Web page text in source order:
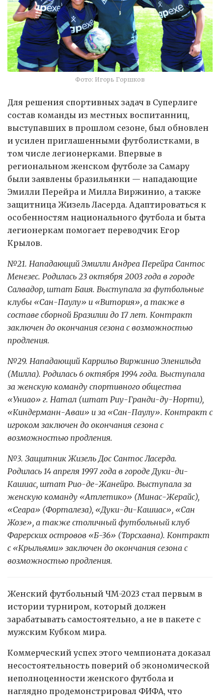
Фото: Игорь Горшков
Для решения спортивных задач в Суперлиге
состав команды из местных воспитанниц,
выступавших в прошлом сезоне, был обновлен
и усилен приглашенными футболистками, в
том числе легионерками. Впервые в
региональном женском футболе за Самару
были заявлены бразильянки — нападающие
Эмилли Перейра и Милла Виржинио, а также
защитница Жизель Ласерда. Адаптироваться к
особенностям национального футбола и быта
легионеркам помогает переводчик Егор
Крылов.
№21. Нападающий Эмилли Андреа Перейра Сантос
Менезес. Родилась 23 октября 2003 года в городе
Салвадор, штат Баия. Выступала за футбольные
клубы «Сан-Паулу» и «Витория», а также в
составе сборной Бразилии до 17 лет. Контракт
заключен до окончания сезона с возможностью
продления.
№29. Нападающий Каррильо Виржинио Эленильда
(Милла). Родилась 6 октября 1994 года. Выступала
за женскую команду спортивного общества
«Униао» г. Натал (штат Риу-Гранди-ду-Норти),
«Киндерманн-Аваи» и за «Сан-Паулу». Контракт с
игроком заключен до окончания сезона с
возможностью продления.
№3. Защитник Жизель Дос Сантос Ласерда.
Родилась 14 апреля 1997 года в городе Дуки-ди-
Кашиас, штат Рио-де-Жанейро. Выступала за
женскую команду «Атлетико» (Минас-Жерайс),
«Сеара» (Форталеза), «Дуки-ди-Кашиас», «Сан
Жозе», а также столичный футбольный клуб
Фарерских островов «Б-36» (Торсхавна). Контракт
с «Крыльями» заключен до окончания сезона с
возможностью продления.
Женский футбольный ЧМ-2023 стал первым в
истории турниром, который должен
зарабатывать самостоятельно, а не в пакете с
мужским Кубком мира.
Коммерческий успех этого чемпионата доказал
несостоятельность поверий об экономической
неполноценности женского футбола и
наглядно продемонстрировал ФИФА, что